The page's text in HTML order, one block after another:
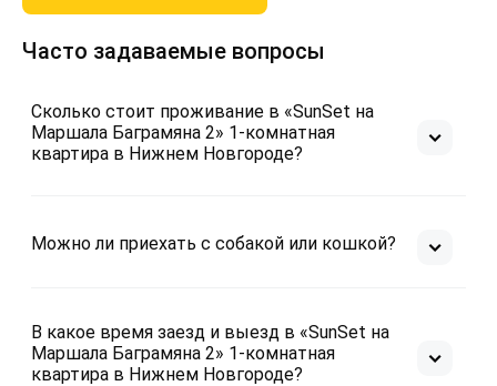
Часто задаваемые вопросы
Сколько стоит проживание в «SunSet на
Маршала Баграмяна 2» 1-комнатная
квартира в Нижнем Новгороде?
Можно ли приехать с собакой или кошкой?
В какое время заезд и выезд в «SunSet на
Маршала Баграмяна 2» 1-комнатная
квартира в Нижнем Новгороде?